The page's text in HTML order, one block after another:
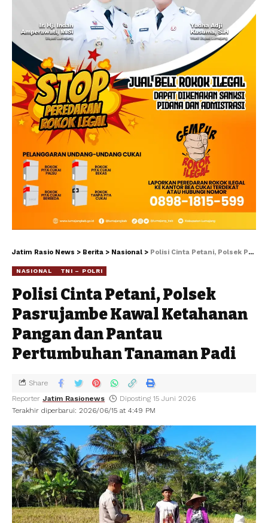
Jatim Rasio News > Berita > Nasional > Polisi Cinta Petani, Polsek Pasrujambe Kawal Ketahanan Pangan dan Pantau Pertumbuhan Tanaman Padi
NASIONAL TNI – POLRI
Polisi Cinta Petani, Polsek
Pasrujambe Kawal Ketahanan
Pangan dan Pantau
Pertumbuhan Tanaman Padi
Terakhir diperbarui: 2026/06/15 at 4:49 PM
Reporter Jatim Rasionews Diposting 15 Juni 2026
Share